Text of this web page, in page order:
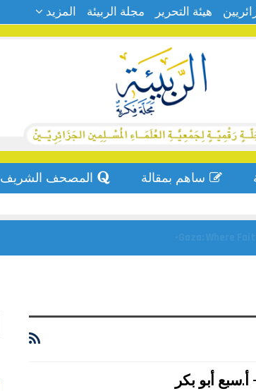
هيئة التحرير مجلة الربيئة المزيد
ساهم بمقالة المصحف الشريف
Gaza: Where
أبو بكر